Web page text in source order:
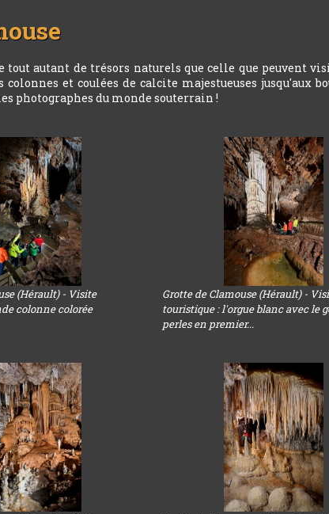
tout autant de trésors naturels que celle que peuvent
et coulées de calcite majestueuses jusqu'aux
photographes du monde souterrain !
(Hérault) - Visite
colonne colorée
Grotte de Clamouse (Hérault) -
touristique : l'orgue blanc avec le
perles en premier...